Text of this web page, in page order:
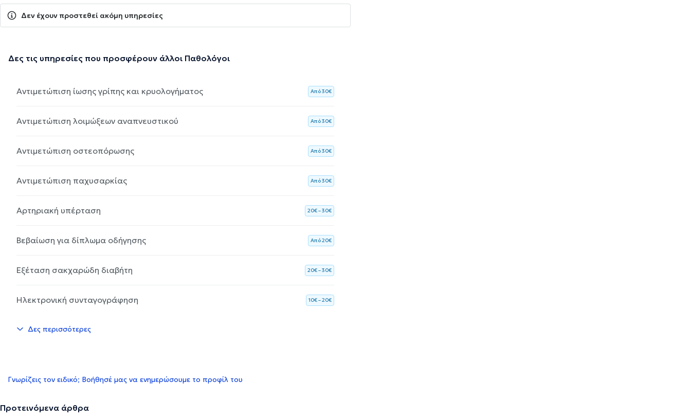
Δεν έχουν προστεθεί ακόμη υπηρεσίες
Δες τις υπηρεσίες που προσφέρουν άλλοι Παθολόγοι
Αντιμετώπιση ίωσης γρίπης και κρυολογήματος Aπό 30€
Αντιμετώπιση λοιμώξεων αναπνευστικού Aπό 30€
Αντιμετώπιση οστεοπόρωσης Aπό 30€
Αντιμετώπιση παχυσαρκίας Aπό 30€
Αρτηριακή υπέρταση 20€ – 30€
Βεβαίωση για δίπλωμα οδήγησης Aπό 20€
Εξέταση σακχαρώδη διαβήτη 20€ – 30€
Ηλεκτρονική συνταγογράφηση 10€ – 20€
Δες περισσότερες
Γνωρίζεις τον ειδικό; Βοήθησέ μας να ενημερώσουμε το προφίλ του
Προτεινόμενα άρθρα